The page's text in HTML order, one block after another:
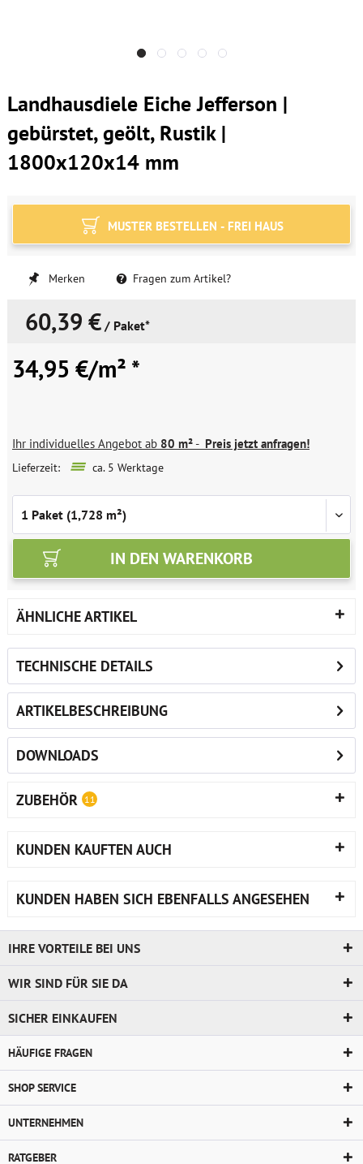
Landhausdiele Eiche Jefferson |
gebürstet, geölt, Rustik |
1800x120x14 mm
MUSTER BESTELLEN - FREI HAUS
Merken Fragen zum Artikel?
60,39 € / Paket*
34,95 €/m² *
Ihr individuelles Angebot ab 80 m²- Preis jetzt anfragen!
Lieferzeit: ca. 5 Werktage
IN DEN WARENKORB
ÄHNLICHE ARTIKEL
TECHNISCHE DETAILS
ARTIKELBESCHREIBUNG
DOWNLOADS
ZUBEHÖR 11
KUNDEN KAUFTEN AUCH
KUNDEN HABEN SICH EBENFALLS ANGESEHEN
IHRE VORTEILE BEI UNS
WIR SIND FÜR SIE DA
SICHER EINKAUFEN
HÄUFIGE FRAGEN
SHOP SERVICE
UNTERNEHMEN
RATGEBER